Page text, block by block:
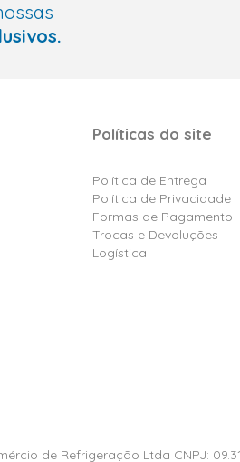
Políticas do site
Política de Entrega
Política de Privacidade
Formas de Pagamento
Trocas e Devoluções
Logística
de Refrigeração Ltda CNPJ: